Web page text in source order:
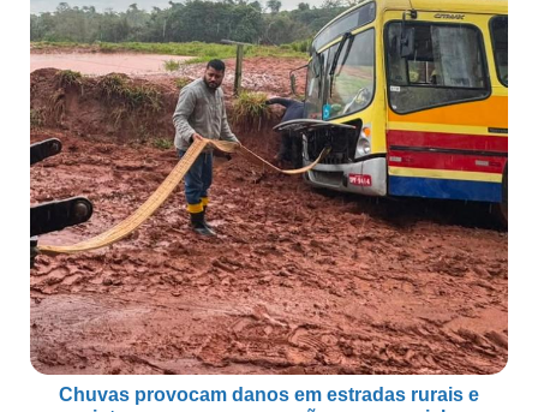
Chuvas provocam danos em estradas rurais e